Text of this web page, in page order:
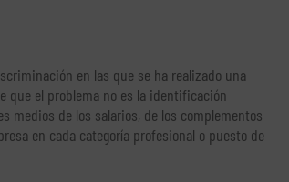
en las que se ha realizado una
que el problema no es la identificación
medios de los salarios, de los complementos
en cada categoría profesional o puesto de